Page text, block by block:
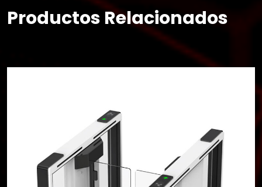
CATEGORIAS
Productos Relacionados